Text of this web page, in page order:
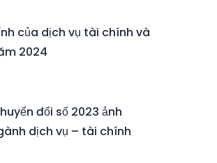
của dịch vụ tài chính và
2024
đổi số 2023 ảnh
dịch vụ – tài chính